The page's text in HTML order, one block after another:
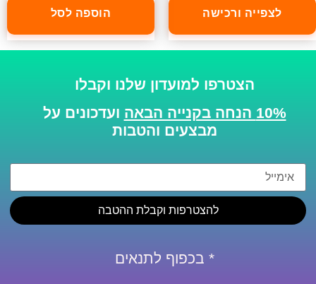
לצפייה ורכישה הוספה לסל
הצטרפו למועדון שלנו וקבלו
10% הנחה בקנייה הבאה
ועדכונים על
מבצעים והטבות
להצטרפות וקבלת ההטבה
* בכפוף לתנאים